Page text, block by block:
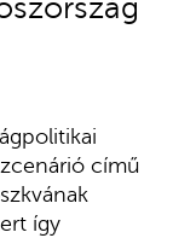
című
így